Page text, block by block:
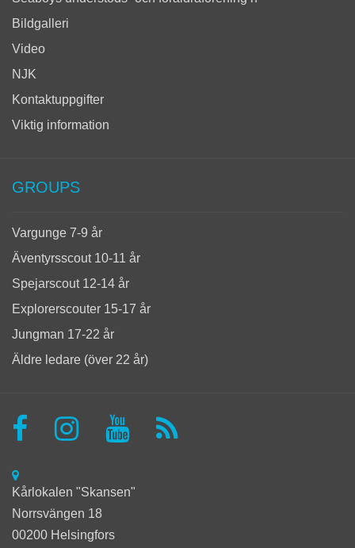
Bildgalleri
Video
NJK
Kontaktuppgifter
Viktig information
GROUPS
Vargunge 7-9 år
Äventyrsscout 10-11 år
Spejarscout 12-14 år
Explorerscouter 15-17 år
Jungman 17-22 år
Äldre ledare (över 22 år)
Kårlokalen "Skansen"
Norrsvängen 18
00200 Helsingfors